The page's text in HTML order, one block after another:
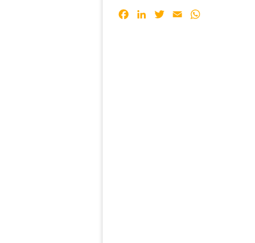
Facebook
LinkedInTwitter
Email